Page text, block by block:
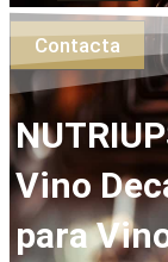
Contacta
Vino
para